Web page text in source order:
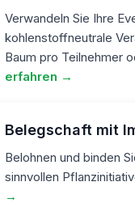
Verwandeln Sie Ihre
kohlenstoffneutrale
Baum pro Teilnehmer
erfahren →
Belegschaft mit
Belohnen und binden
sinnvollen
→